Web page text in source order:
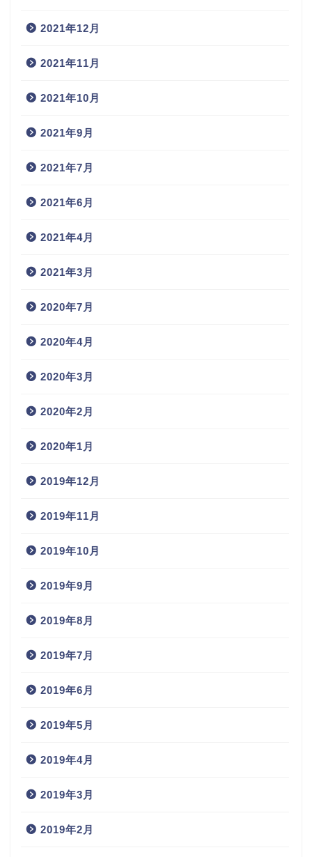
2021年12月
2021年11月
2021年10月
2021年9月
2021年7月
2021年6月
2021年4月
2021年3月
2020年7月
2020年4月
2020年3月
2020年2月
2020年1月
2019年12月
2019年11月
2019年10月
2019年9月
2019年8月
2019年7月
2019年6月
2019年5月
2019年4月
2019年3月
2019年2月